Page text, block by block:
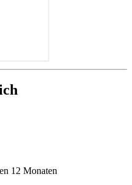
12 Monaten